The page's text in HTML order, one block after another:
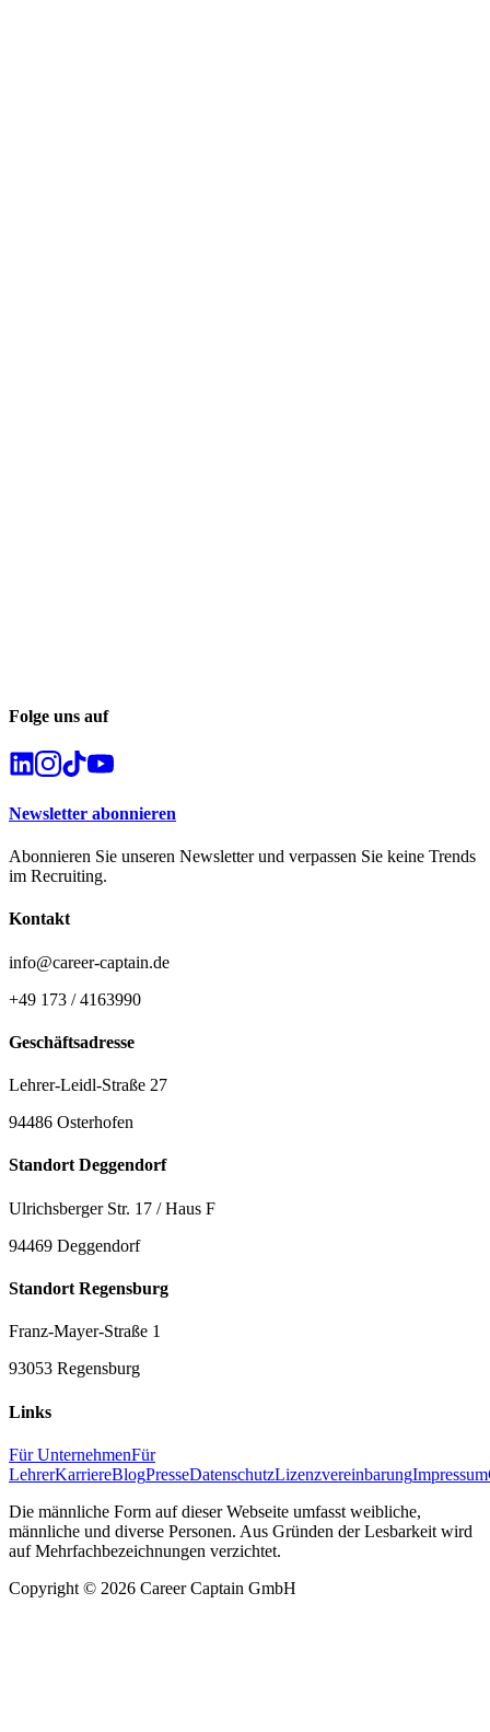
Folge uns auf
Newsletter abonnieren
Abonnieren Sie unseren Newsletter und verpassen Sie keine Trends
im Recruiting.
Kontakt
info@career-captain.de
+49 173 / 4163990
Geschäftsadresse
Lehrer-Leidl-Straße 27
94486 Osterhofen
Standort Deggendorf
Ulrichsberger Str. 17 / Haus F
94469 Deggendorf
Standort Regensburg
Franz-Mayer-Straße 1
93053 Regensburg
Links
Für UnternehmenFür
LehrerKarriereBlogPresseDatenschutzLizenzvereinbarungImpressum
Die männliche Form auf dieser Webseite umfasst weibliche,
männliche und diverse Personen. Aus Gründen der Lesbarkeit wird
auf Mehrfachbezeichnungen verzichtet.
Copyright © 2026 Career Captain GmbH